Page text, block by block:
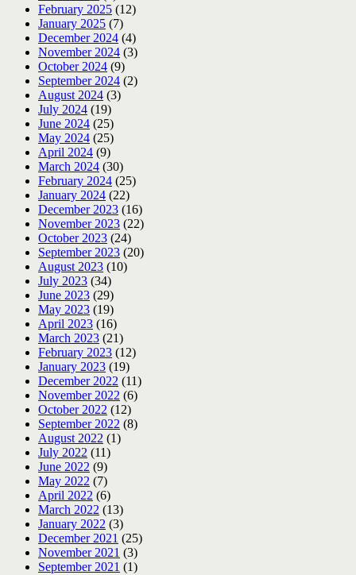
February 2025 (12)
January 2025 (7)
December 2024 (4)
November 2024 (3)
October 2024 (9)
September 2024 (2)
August 2024 (3)
July 2024 (19)
June 2024 (25)
May 2024 (25)
April 2024 (9)
March 2024 (30)
February 2024 (25)
January 2024 (22)
December 2023 (16)
November 2023 (22)
October 2023 (24)
September 2023 (20)
August 2023 (10)
July 2023 (34)
June 2023 (29)
May 2023 (19)
April 2023 (16)
March 2023 (21)
February 2023 (12)
January 2023 (19)
December 2022 (11)
November 2022 (6)
October 2022 (12)
September 2022 (8)
August 2022 (1)
July 2022 (11)
June 2022 (9)
May 2022 (7)
April 2022 (6)
March 2022 (13)
January 2022 (3)
December 2021 (25)
November 2021 (3)
September 2021 (1)